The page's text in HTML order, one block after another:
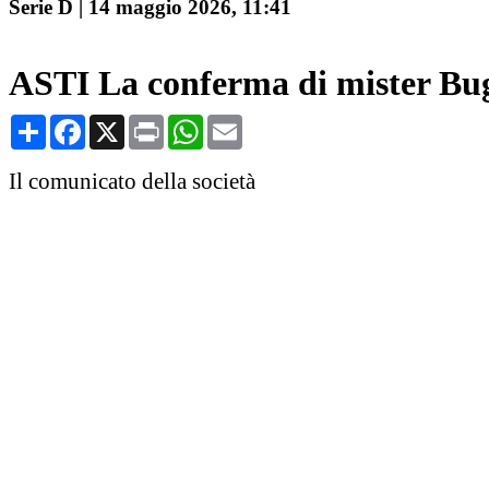
Serie D 14 maggio 2026, 11:41
ASTI La conferma di mister
CondividiFacebook
X Print WhatsApp
Il comunicato della società